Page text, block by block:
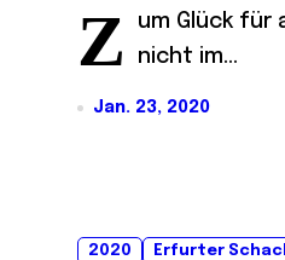
Z
um Glück für
nicht im...
Jan. 23, 2020
2020 Erfurter